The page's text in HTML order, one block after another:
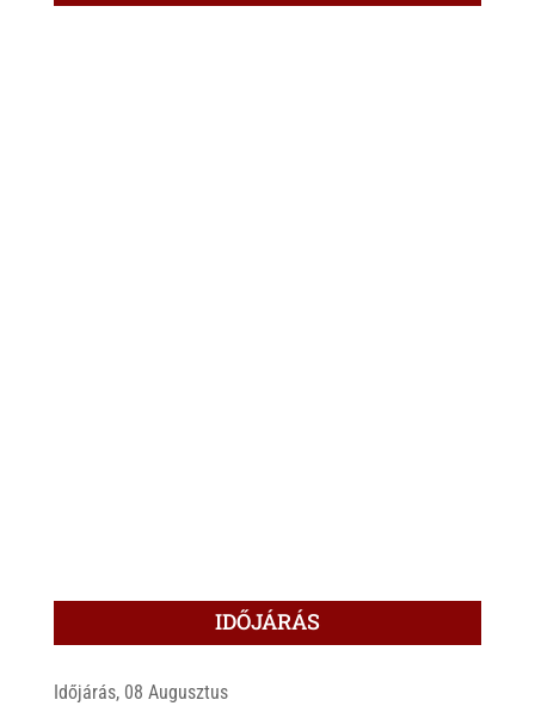
IDŐJÁRÁS
Időjárás, 08 Augusztus